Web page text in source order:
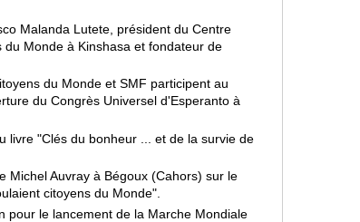
Malanda Lutete, président du Centre
Monde à Kinshasa et fondateur de
du Monde et SMF participent au
du Congrès Universel d'Esperanto à
livre "Clés du bonheur ... et de la survie de
Michel Auvray à Bégoux (Cahors) sur le
citoyens du Monde".
pour le lancement de la Marche Mondiale